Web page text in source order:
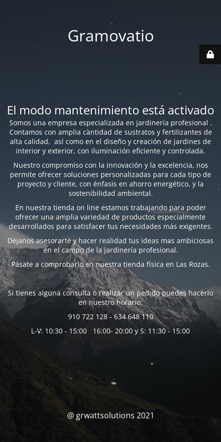
Gramovatio
El modo mantenimiento está activado
Somos una empresa especializada en jardinería profesional .
Contamos con amplia cantidad de sustratos y fertilizantes de
alta calidad, así como en el diseño y creación de jardines de
interior y exterior, con iluminación eficiente y controlada.
Nuestro compromiso con la innovación y la excelencia, nos
permite ofrecer soluciones personalizadas para cada tipo de
proyecto y cliente, con énfasis en ahorro energético, y la
sostenibilidad ambiental.
En nuestra tienda on line estamos trabajando para poder
ofrecer una amplia variedad de productos especialmente
desarrollados para satisfacer tus necesidades más exigentes.
Déjanos asesorarte y hacer realidad tus ideas mas ambiciosas
en el campo de la jardinería profesional.
Pásate a comprobarlo en nuestra tienda física en Las Rozas.
Si tienes alguna consulta o realizar un pedido puedes hacerlo
en nuestro horario:
910 722 128 - 634 648 110
L-V: 10:30 - 15:00 16:00- 20:00 y S: 11:30 - 15:00
@ grwattsolutions 2021